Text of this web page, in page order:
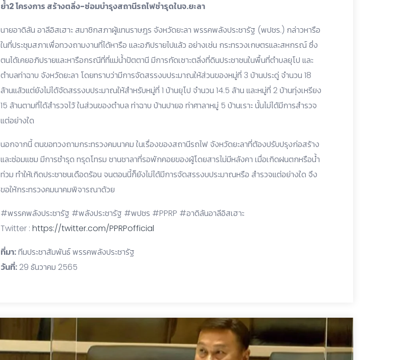
ย้ำ2 โครงการ สร้างตลิ่ง-ซ่อมบำรุงสถานีรถไฟชำรุดในจ.ยะลา
นายอาดิลัน อาลีอิสเฮาะ สมาชิกสภาผู้แทนราษฎร จังหวัดยะลา พรรคพลังประชารัฐ (พปชร.) กล่าวหารือ
ในที่ประชุมสภาเพื่อทวงถามงานที่ได้หารือ และอภิปรายไปแล้ว อย่างเช่น กระทรวงเกษตรและสหกรณ์ ซึ่ง
ตนได้เคยอภิปรายและหารือกรณีที่ที่แม่น้ำปัตตานี มีการกัดเซาะตลิ่งที่ดินประชาชนในพื้นที่ตำบลยุโป และ
ตำบลท่าฉาบ จังหวัดยะลา โดยทราบว่ามีการจัดสรรงบประมาณให้ส่วนของหมู่ที่ 3 บ้านประดู่ จำนวน 18
ล้านแล้วแต่ยังไม่ได้จัดสรรงบประมาณให้สำหรับหมู่ที่ 1 บ้านยุโป จำนวน 14.5 ล้าน และหมู่ที่ 2 บ้านทุ่งเหรียง
15 ล้านตามที่ได้สำรวจไว้ ในส่วนของตำบล ท่าฉาบ บ้านปายอ ท่าศาลาหมู่ 5 บ้านเราะ นั้นไม่ได้มีการสำรวจ
แต่อย่างใด
นอกจากนี้ ตนขอทวงถามกระทรวงคมนาคม ในเรื่องของสถานีรถไฟ จังหวัดยะลาที่ต้องปรับปรุงก่อสร้าง
และซ่อมแซม มีการชำรุด ทรุดโทรม ชานชาลาที่รอพักคอยของผู้โดยสารไม่มีหลังคา เมื่อเกิดฝนตกหรือน้ำ
ท่วม ทำให้เกิดประชาชนเดือดร้อน จนตอนนี้ก็ยังไม่ได้มีการจัดสรรงบประมาณหรือ สำรวจแต่อย่างใด จึง
ขอให้กระทรวงคมนาคมพิจารณาด้วย
#พรรคพลังประชารัฐ #พลังประชารัฐ #พปชร #PPRP #อาดิลันอาลีอิสเฮาะ
Twitter : https://twitter.com/PPRPofficial
ที่มา:ทีมประชาสัมพันธ์ พรรคพลังประชารัฐ
วันที่: 29 ธันวาคม 2565